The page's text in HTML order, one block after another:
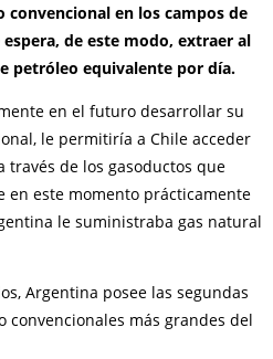
en los campos de
de este modo, extraer al
petróleo equivalente por día.
en el futuro desarrollar su
le permitiría a Chile acceder
través de los gasoductos que
en este momento prácticamente
le suministraba gas natural
Argentina posee las segundas
convencionales más grandes del